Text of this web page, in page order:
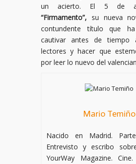
un acierto. El 5 de
“Firmamento”, su nueva
contundente título que ha
cautivar antes de tiempo
lectores y hacer que
por leer lo nuevo del
Mario Temiño
Nacido en Madrid.
Entrevisto y escribo
YourWay Magazine. Cine.